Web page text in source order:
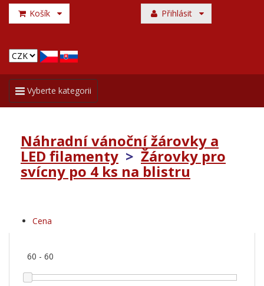
Košík Přihlásit
Toggle
navigation
Vyberte kategorii
Náhradní vánoční žárovky a
LED filamenty > Žárovky pro
svícny po 4 ks na blistru
Cena
60 - 60